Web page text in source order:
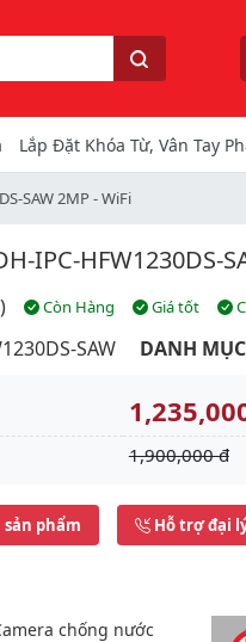
Tìm kiếm
Lắp Đặt Khóa Từ, Vân Tay
SAW 2MP - WiFi
IPC-HFW1230DS-
) Còn Hàng Giá tốt
SAW DANH
1,900,000 đ
sản phẩm Hỗ trợ đại
chống nước